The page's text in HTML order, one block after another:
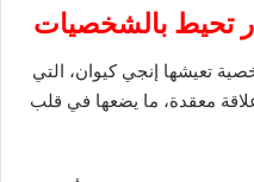
تحيط بالشخصيات
تعيشها إنجي كيوان، التي
معقدة، ما يضعها في قلب